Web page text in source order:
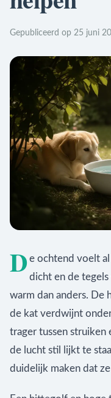
Gepubliceerd op 25 juni
De ochtend voelt
dicht en de
warm dan anders. De
de kat verdwijnt
trager tussen struiken
de lucht stil lijkt te
duidelijk maken dat